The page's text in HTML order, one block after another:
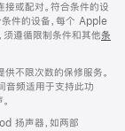
或配对。符合条件的设
件的设备，每个 Apple
须遵循限制条件和其他条
不限次数的保修服务。
频适用于支持此功
扬声器，如两部